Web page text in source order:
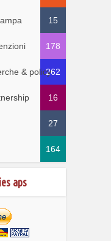
15
178
& policy262
16
27
164
aps